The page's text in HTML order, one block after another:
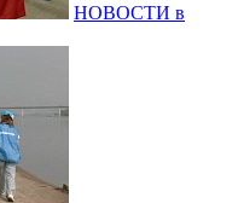
НОВОСТИ в